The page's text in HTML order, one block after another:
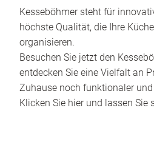
Kesseböhmer steht für
höchste Qualität, die Ihre
organisieren.
Besuchen Sie jetzt den
entdecken Sie eine Vielfalt an
Zuhause noch funktionaler
Klicken Sie hier und lassen Sie